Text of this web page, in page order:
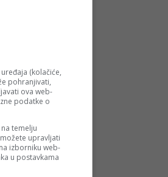
gdje
(kolačiće,
pohranjivati,
ova web-
podatke o
temelju
upravljati
izborniku web-
u postavkama